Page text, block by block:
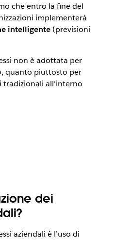
che entro la fine del
implementerà
intelligente(previsioni
non è adottata per
quanto piuttosto per
all’interno
dei
aziendali è l’uso di